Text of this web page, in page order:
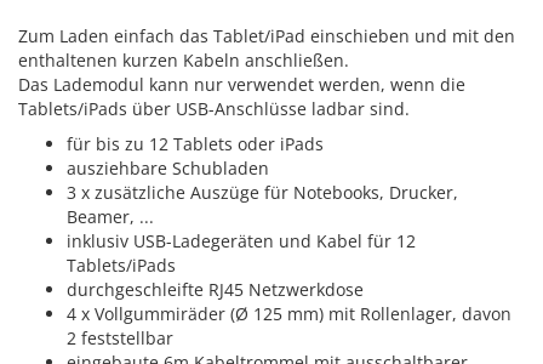
Zum Laden einfach das Tablet/iPad einschieben und mit den
enthaltenen kurzen Kabeln anschließen.
Das Lademodul kann nur verwendet werden, wenn die
Tablets/iPads über USB-Anschlüsse ladbar sind.
für bis zu 12 Tablets oder iPads
ausziehbare Schubladen
3 x zusätzliche Auszüge für Notebooks, Drucker,
Beamer, ...
inklusiv USB-Ladegeräten und Kabel für 12
Tablets/iPads
durchgeschleifte RJ45 Netzwerkdose
4 x Vollgummiräder (Ø 125 mm) mit Rollenlager, davon
2 feststellbar